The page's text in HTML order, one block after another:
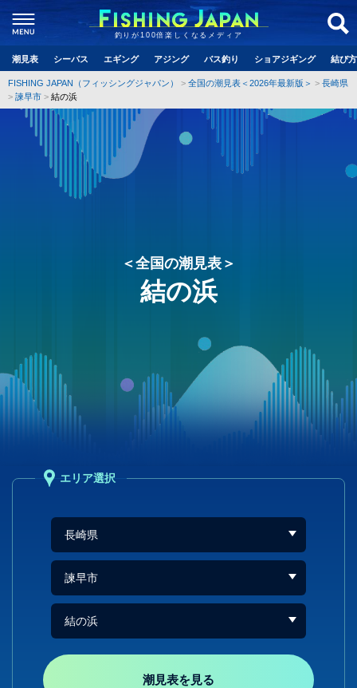
釣りが100倍楽しくなるメディア
潮見表 シーバス エギング アジング バス釣り ショアジギング 結び
FISHING JAPAN（フィッシングジャパン） 全国の潮見表＜2026年最新版＞
長崎県
諫早市
結の浜
＜全国の潮見表＞
結の浜
エリア選択
潮見表を見る